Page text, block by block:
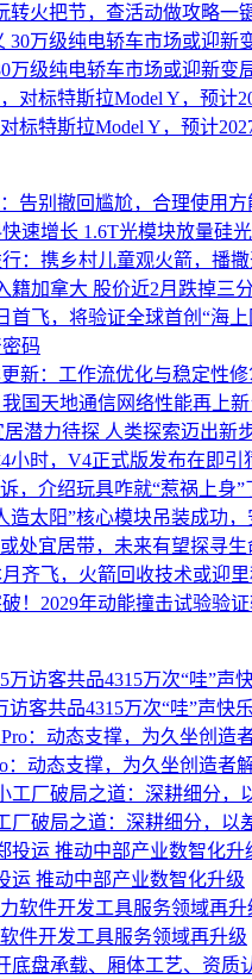
转火把节，查活动做攻略一
万级纯电轿车市场或迎新变
标特斯拉Model Y，预计
告别撤回尴尬，合理使用
速增长 1.6T光模块放量硅
：携乡村儿童观火箭，播
籍加拿大 股价近2月跌掉三
首飞，将验证全球首创“海
码
更新：工作流优化与稳定性
国天地通信网络性能再上
居潜力待探 人类探索迈出新
4小时，V4正式版发布在即引
，介绍玩具咋就“惹祸上身”
造太阳”核心模块吊装成功
处宜居带，未来有望探寻
齐飞，火箭回收技术或迎
！2029年动能撞击试验验
访客共品4315万次“哇”声快乐
：动态支撑，为久坐创造者
厂破局之道：深耕细分，以
运 推动中部产业数智化升级
件开发工具服务领域再升级